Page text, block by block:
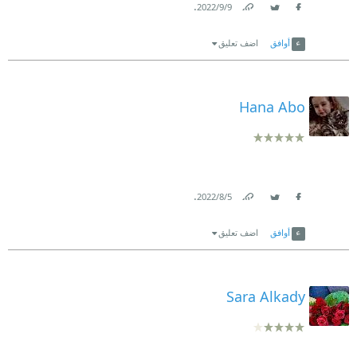
9‏/9‏/2022
.
أوافق اضف تعليق
Hana Abo
5‏/8‏/2022
.
أوافق اضف تعليق
Sara Alkady